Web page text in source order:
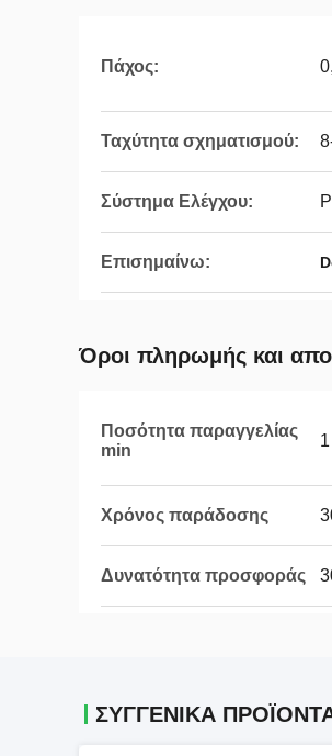
Πάχος:
Ταχύτητα σχηματισμού:
Σύστημα Ελέγχου:
Επισημαίνω:
Όροι πληρωμής και
Ποσότητα παραγγελίας
min
Χρόνος παράδοσης
Δυνατότητα προσφοράς
ΣΥΓΓΕΝΙΚΆ